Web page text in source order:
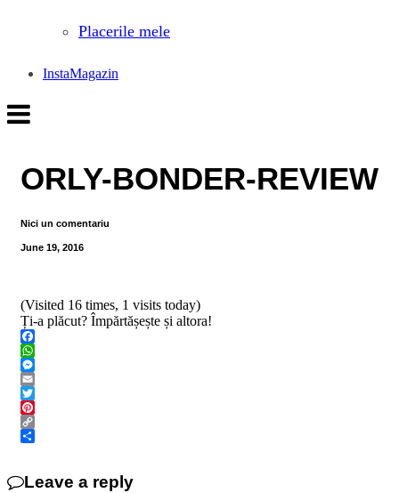
Placerile mele
InstaMagazin
ORLY-BONDER-REVIEW
Nici un comentariu
June 19, 2016
(Visited 16 times, 1 visits today)
Ți-a plăcut? Împărtășește și altora!
Facebook
WhatsApp
Messenger
Email
Twitter
Pinterest
Copy
Leave a reply